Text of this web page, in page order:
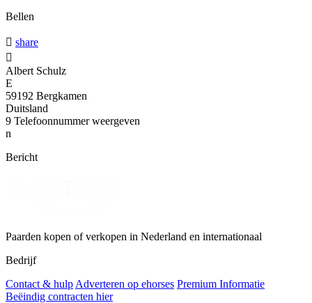
Bellen
 share

Albert Schulz
E
59192 Bergkamen
Duitsland
9 Telefoonnummer weergeven
n
Bericht
Paarden kopen of verkopen in Nederland en internationaal
Bedrijf
Contact & hulp Adverteren op ehorses Premium Informatie
Beëindig contracten hier